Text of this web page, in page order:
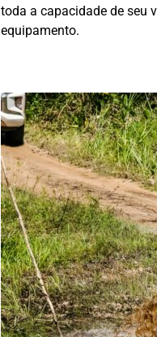
toda a capacidade de seu
equipamento.